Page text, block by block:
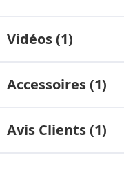
Vidéos (1)
Accessoires (1)
Avis Clients (1)